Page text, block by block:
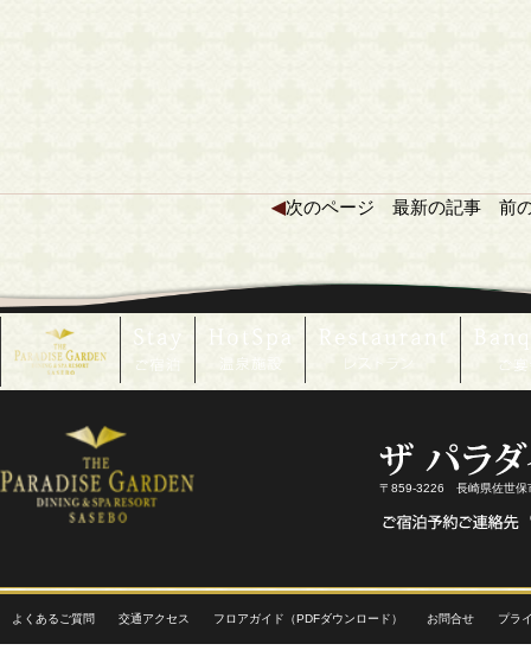
◀次のページ 最新の記事 前
〒859-3226 長崎県佐世保
よくあるご質問 交通アクセス フロアガイド（PDFダウンロード） お問合せ プラ